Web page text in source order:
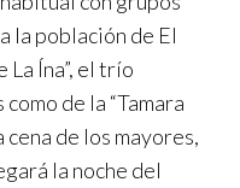
la población de El
La Ína”, el trío
de la “Tamara
cena de los mayores,
la noche del